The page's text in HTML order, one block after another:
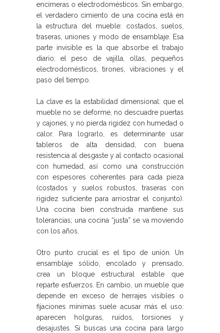
encimeras o electrodomésticos. Sin embargo,
el verdadero cimiento de una cocina está en
la estructura del mueble: costados, suelos,
traseras, uniones y modo de ensamblaje. Esa
parte invisible es la que absorbe el trabajo
diario: el peso de vajilla, ollas, pequeños
electrodomésticos, tirones, vibraciones y el
paso del tiempo.
La clave es la estabilidad dimensional: que el
mueble no se deforme, no descuadre puertas
y cajones, y no pierda rigidez con humedad o
calor. Para lograrlo, es determinante usar
tableros de alta densidad, con buena
resistencia al desgaste y al contacto ocasional
con humedad, así como una construcción
con espesores coherentes para cada pieza
(costados y suelos robustos, traseras con
rigidez suficiente para arriostrar el conjunto).
Una cocina bien construida mantiene sus
tolerancias; una cocina “justa” se va moviendo
con los años.
Otro punto crucial es el tipo de unión. Un
ensamblaje sólido, encolado y prensado,
crea un bloque estructural estable que
reparte esfuerzos. En cambio, un mueble que
depende en exceso de herrajes visibles o
fijaciones mínimas suele acusar más el uso:
aparecen holguras, ruidos, torsiones y
desajustes. Si buscas una cocina para largo